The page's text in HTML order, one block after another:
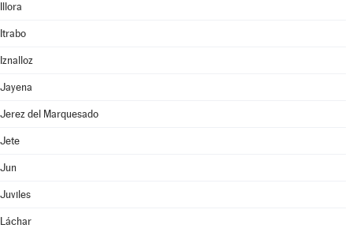
Illora
Itrabo
Iznalloz
Jayena
Jerez del Marquesado
Jete
Jun
Juviles
Láchar